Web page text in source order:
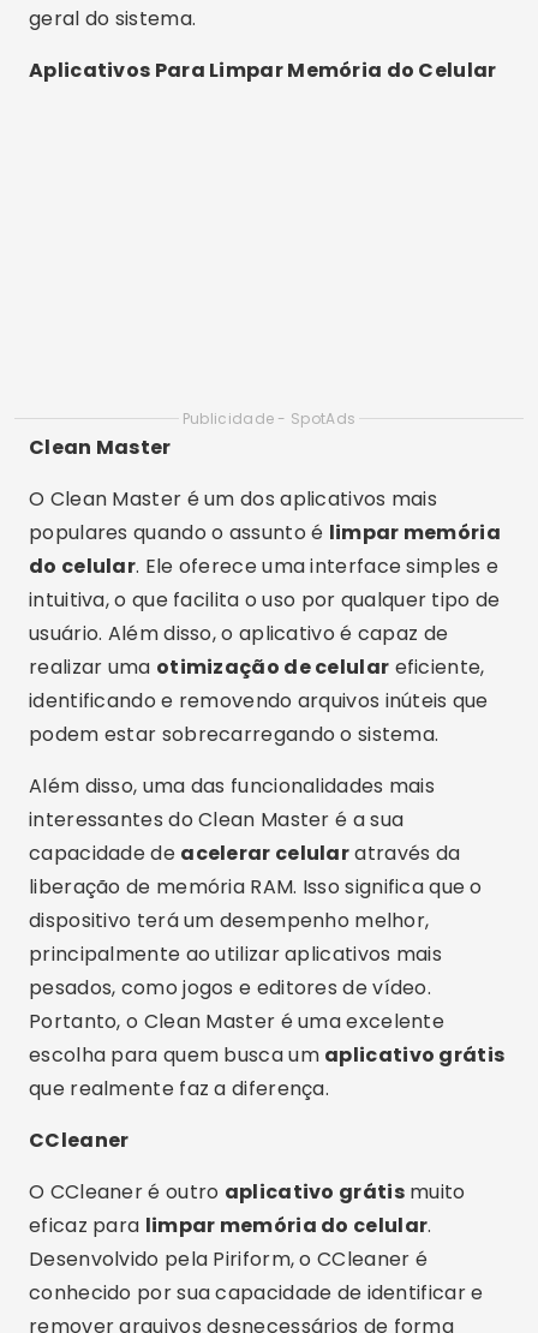
geral do sistema.
Aplicativos Para Limpar Memória do Celular
podem estar sobrecarregando o sistema.
Além disso, uma das funcionalidades mais
interessantes do Clean Master é a sua
capacidade de
acelerar celular
através da
liberação de memória RAM. Isso significa que o
dispositivo terá um desempenho melhor,
principalmente ao utilizar aplicativos mais
pesados, como jogos e editores de vídeo.
Portanto, o Clean Master é uma excelente
escolha para quem busca um
que realmente faz a diferença.
CCleaner
O CCleaner é outroaplicativo grátismuito
eficaz paralimpar memória do celular.
Desenvolvido pela Piriform, o CCleaner é
conhecido por sua capacidade de identificar e
remover arquivos desnecessários de forma
rápida e segura. Dessa forma, ele contribui
diretamente para a melhoria do desempenho
do celular